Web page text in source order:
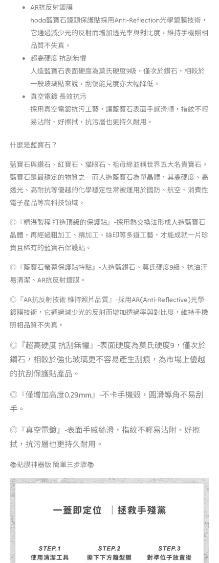
AR抗反射鍍膜
hoda藍寶石鏡頭保護貼採用Anti-Reflection光學鍍膜技術，
它通過減少光的反射而增加透光率與對比度，維持手機照相
品質不失真。
超高硬度 抗刮無懼
人造藍寶石表面硬度為莫氏硬度9級，僅次於鑽石，相較於
一般玻璃貼來說，刮傷能見度亦大幅降低。
真空電鍍 長效抗污
採用真空電鍍抗污工藝，讓藍寶石表面手感滑順，指紋不輕
易沾附、好擦拭，抗污層也更持久耐用。
什麼是藍寶石？
藍寶石與鑽石、紅寶石、貓眼石、祖母綠並稱世界五大名貴寶石。
藍寶石是最穩定的物質之一而人造藍寶石為單晶體，其高硬度、高
透光、高耐抗等優越的化學穩定性常被運用於國防、航空、消費性
電子產品等高科技領域。
◎『精湛製程 打造頂級的保護貼』-採用熱交換法形成人造藍寶石
晶體，再經過粗加工、精加工、絲印等多道工藝，才能成就一片珍
貴且稀有的藍寶石保護貼。
◎『藍寶石螢幕保護貼特點』-人造藍鑽石、莫氏硬度9級、抗油汙
易清潔、AR抗反射鍍膜。
◎『AR抗反射技術 維持照片品質』-採用AR(Anti-Reflective)光學
鍍膜技術，它通過減少光的反射而增加透過率與對比度，維持手機
照相品質不失真。
◎『超高硬度 抗刮無懼』-表面硬度為莫氏硬度9，僅次於
鑽石，相較於強化玻璃更不容易產生刮痕，為市場上優越
的抗刮保護貼產品。
◎『僅增加高度0.29mm』-不卡手機殼，圓滑導角不易刮
手。
◎『真空電鍍』-表面手感絲滑，指紋不輕易沾附、好擦
拭，抗污層也更持久耐用。
📚貼膜神器版 簡單三步驟📚